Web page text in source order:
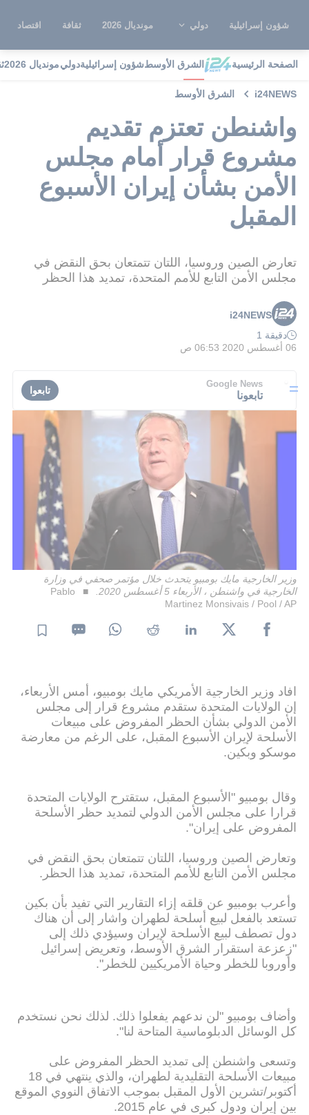
شؤون إسرائيلية دولي مونديال 2026 ثقافة اقتصاد
الصفحة الرئيسية الشرق الأوسطشؤون إسرائيليةدوليمونديال 2026
i24NEWS الشرق الأوسط
واشنطن تعتزم تقديم
مشروع قرار أمام مجلس
الأمن بشأن إيران الأسبوع
المقبل
تعارض الصين وروسيا، اللتان تتمتعان بحق النقض في
مجلس الأمن التابع للأمم المتحدة، تمديد هذا الحظر
i24NEWS
دقيقة 1
06 أغسطس 2020 06:53 ص
Google News
تابعونا تابعوا
وزير الخارجية مايك بومبيو يتحدث خلال مؤتمر صحفي في وزارة
الخارجية في واشنطن ، الأربعاء 5 أغسطس 2020.
Pablo
Martinez Monsivais / Pool / AP
افاد وزير الخارجية الأمريكي مايك بومبيو، أمس الأربعاء،
إن الولايات المتحدة ستقدم مشروع قرار إلى مجلس
الأمن الدولي بشأن الحظر المفروض على مبيعات
الأسلحة لإيران الأسبوع المقبل، على الرغم من معارضة
موسكو وبكين.
وقال بومبيو "الأسبوع المقبل، ستقترح الولايات المتحدة
قرارا على مجلس الأمن الدولي لتمديد حظر الأسلحة
المفروض على إيران".
وتعارض الصين وروسيا، اللتان تتمتعان بحق النقض في
مجلس الأمن التابع للأمم المتحدة، تمديد هذا الحظر.
وأعرب بومبيو عن قلقه إزاء التقارير التي تفيد بأن بكين
تستعد بالفعل لبيع أسلحة لطهران واشار إلى أن هناك
دول تصطف لبيع الأسلحة لإيران وسيؤدي ذلك إلى
"زعزعة استقرار الشرق الأوسط، وتعريض إسرائيل
وأوروبا للخطر وحياة الأمريكيين للخطر".
وأضاف بومبيو "لن ندعهم يفعلوا ذلك. لذلك نحن نستخدم
كل الوسائل الدبلوماسية المتاحة لنا".
وتسعى واشنطن إلى تمديد الحظر المفروض على
مبيعات الأسلحة التقليدية لطهران، والذي ينتهي في 18
أكتوبر/تشرين الأول المقبل بموجب الاتفاق النووي الموقع
بين إيران ودول كبرى في عام 2015.